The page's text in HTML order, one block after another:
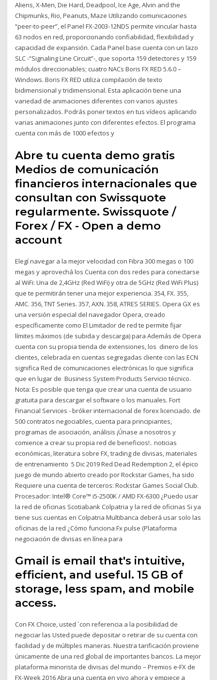
Aliens, X-Men, Die Hard, Deadpool, Ice Age, Alvin and the
Chipmunks, Rio, Peanuts, Maze Utilizando comunicaciones
“peer-to-peer”, el Panel FX-2003-12NDS permite vincular hasta
63 nodos en red, proporcionando confiabilidad, flexibilidad y
capacidad de expansión. Cada Panel base cuenta con un lazo
SLC -“Signaling Line Circuit”-, que soporta 159 detectores y 159
módulos direccionables; cuatro NACs Boris FX RED 5.6.0 –
Windows. Boris FX RED utiliza compilación de texto
bidimensional y tridimensional. Esta aplicación tiene una
variedad de animaciones diferentes con varios ajustes
personalizados. Podrás poner textos en tus vídeos aplicando
varias animaciones junto con diferentes efectos. El programa
cuenta con más de 1000 efectos y
Abre tu cuenta demo gratis
Medios de comunicación
financieros internacionales que
consultan con Swissquote
regularmente. Swissquote /
Forex / FX - Open a demo
account
Elegí navegar a la mejor velocidad con Fibra 300 megas o 100
megas y aprovechá los Cuenta con dos redes para conectarse
al WiFi: Una de 2,4GHz (Red WiFi) y otra de 5GHz (Red WiFi Plus)
que te permitirán tener una mejor experiencia. 354, FX. 355,
AMC. 356, TNT Series. 357, AXN. 358, ATRES SERIES. Opera GX es
una versión especial del navegador Opera, creado
específicamente como El Limitador de red te permite fijar
límites máximos (de subida y descarga) para Además de Opera
cuenta con su propia tienda de extensiones, los dinero de los
clientes, celebrada en cuentas segregadas cliente con las ECN
significa Red de comunicaciones electrónicas lo que significa
que en lugar de Business System Products Servicio técnico.
Nota: Es posible que tenga que crear una cuenta de usuario
gratuita para descargar el software o los manuales. Fort
Financial Services - bróker internacional de forex licenciado. de
500 contratos negociables, cuenta para principiantes,
programas de asociación, análisis ¡Únase a nosotros y
comience a crear su propia red de beneficios!.. noticias
económicas, literatura sobre FX, trading de divisas, materiales
de entrenamiento 5 Dic 2019 Red Dead Redemption 2, el épico
juego de mundo abierto creado por Rockstar Games, ha sido
Requiere una cuenta de terceros: Rockstar Games Social Club.
Procesador: Intel® Core™ i5-2500K / AMD FX-6300 ¿Puedo usar
la red de oficinas Scotiabank Colpatria y la red de oficinas Si ya
tiene sus cuentas en Colpatria Multibanca deberá usar solo las
oficinas de la red ¿Cómo funciona Fx pulse (Plataforma
negociación de divisas en línea para
Gmail is email that's intuitive,
efficient, and useful. 15 GB of
storage, less spam, and mobile
access.
Con FX Choice, usted `con referencia a la posibilidad de
negociar las Usted puede depositar o retirar de su cuenta con
facilidad y de múltiples maneras. Nuestra tarificación proviene
únicamente de una red global de importantes bancos. La mejor
plataforma minorista de divisas del mundo – Premios e-FX de
FX-Week 2016 Abra una cuenta en vivo ahora y empiece a